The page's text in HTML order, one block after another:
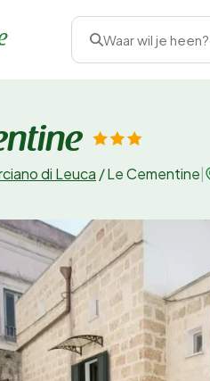
Waar wil je heen?
di Leuca /Le Cementine